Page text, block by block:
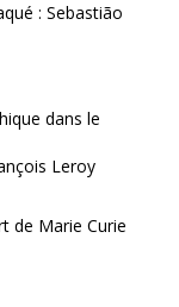
: Sebastião
dans le
Leroy
de Marie Curie